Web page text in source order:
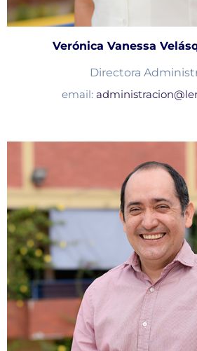
Verónica Vanessa
Directora
email: